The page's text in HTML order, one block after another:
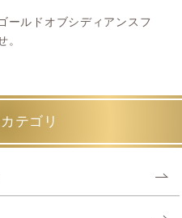
ールドオブシディアンスフ
。
テゴリ